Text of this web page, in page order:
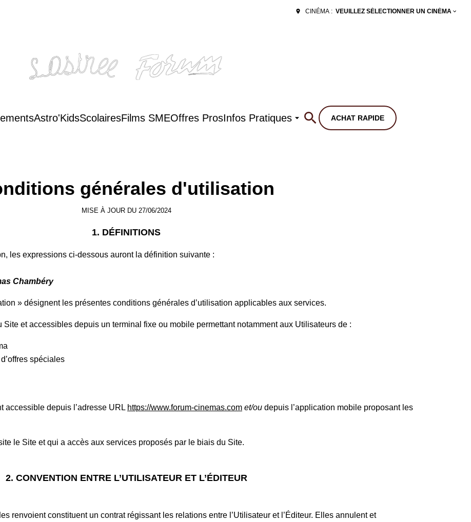
CINÉMA : VEUILLEZ SÉLECTIONNER UN CINÉMA
Astro'KidsScolairesFilms SMEOffres ProsInfos Pratiques ACHAT RAPIDE
générales d'utilisation
MISE À JOUR DU 27/06/2024
1. DÉFINITIONS
les expressions ci-dessous auront la définition suivante :
Chambéry
» désignent les présentes conditions générales d’utilisation applicables aux services.
et accessibles depuis un terminal fixe ou mobile permettant notamment aux Utilisateurs de :
spéciales
accessible depuis l’adresse URL https://www.forum-cinemas.com et/ou depuis l’application mobile proposant les
le Site et qui a accès aux services proposés par le biais du Site.
2. CONVENTION ENTRE L’UTILISATEUR ET L’ÉDITEUR
renvoient constituent un contrat régissant les relations entre l’Utilisateur et l’Éditeur. Elles annulent et